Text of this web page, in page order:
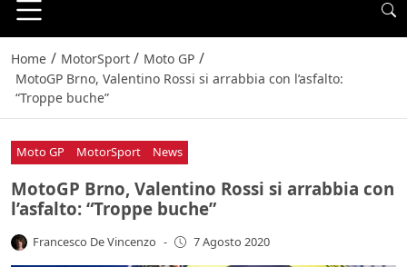
Home / MotorSport / Moto GP /
MotoGP Brno, Valentino Rossi si arrabbia con l’asfalto:
“Troppe buche”
Moto GP MotorSport News
MotoGP Brno, Valentino Rossi si arrabbia con
l’asfalto: “Troppe buche”
Francesco De Vincenzo - 7 Agosto 2020